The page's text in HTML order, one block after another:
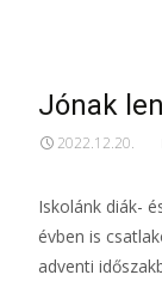
Jónak
2022.12.20.
Iskolánk diák-
évben is
adventi